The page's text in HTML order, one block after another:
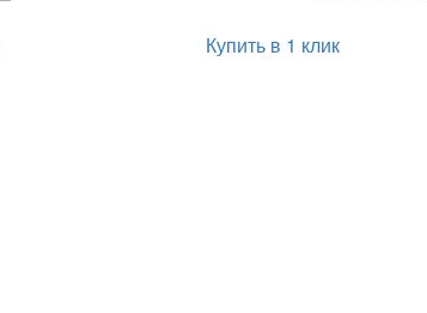
Купить в 1 клик